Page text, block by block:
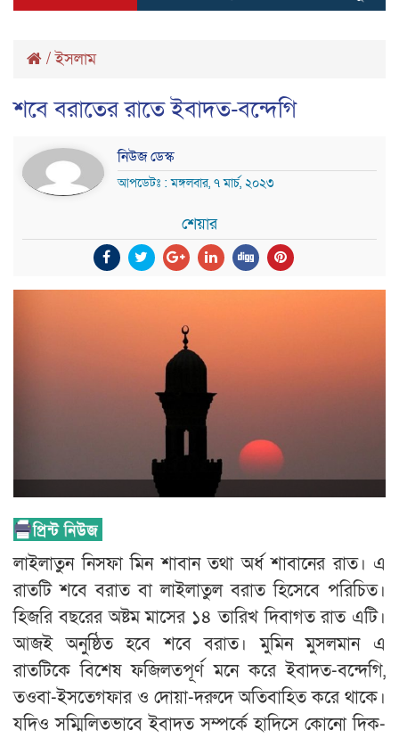
/ইসলাম
শবে বরাতের রাতে ইবাদত-বন্দেগি
নিউজ ডেস্ক
আপডেটঃ : মঙ্গলবার, ৭ মার্চ, ২০২৩
শেয়ার
লাইলাতুন নিসফা মিন শাবান তথা অর্ধ শাবানের রাত। এ
রাতটি শবে বরাত বা লাইলাতুল বরাত হিসেবে পরিচিত।
হিজরি বছরের অষ্টম মাসের ১৪ তারিখ দিবাগত রাত এটি।
আজই অনুষ্ঠিত হবে শবে বরাত। মুমিন মুসলমান এ
রাতটিকে বিশেষ ফজিলতপূর্ণ মনে করে ইবাদত-বন্দেগি,
তওবা-ইসতেগফার ও দোয়া-দরুদে অতিবাহিত করে থাকে।
যদিও সম্মিলিতভাবে ইবাদত সম্পর্কে হাদিসে কোনো দিক-